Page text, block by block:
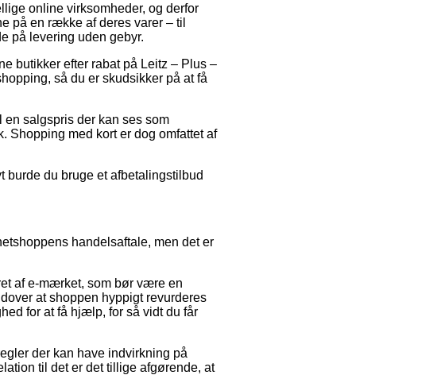
online virksomheder, og derfor
på en række af deres varer – til
på levering uden gebyr.
butikker efter rabat på Leitz – Plus –
så du er skudsikker på at få
salgspris der kan ses som
med kort er dog omfattet af
burde du bruge et afbetalingstilbud
handelsaftale, men det er
af e-mærket, som bør være en
at shoppen hyppigt revurderes
for at få hjælp, for så vidt du får
der kan have indvirkning på
til det er det tillige afgørende, at